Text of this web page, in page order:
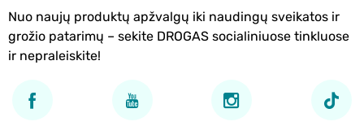
Nuo naujų produktų apžvalgų iki naudingų sveikatos ir
grožio patarimų – sekite DROGAS socialiniuose tinkluose
ir nepraleiskite!